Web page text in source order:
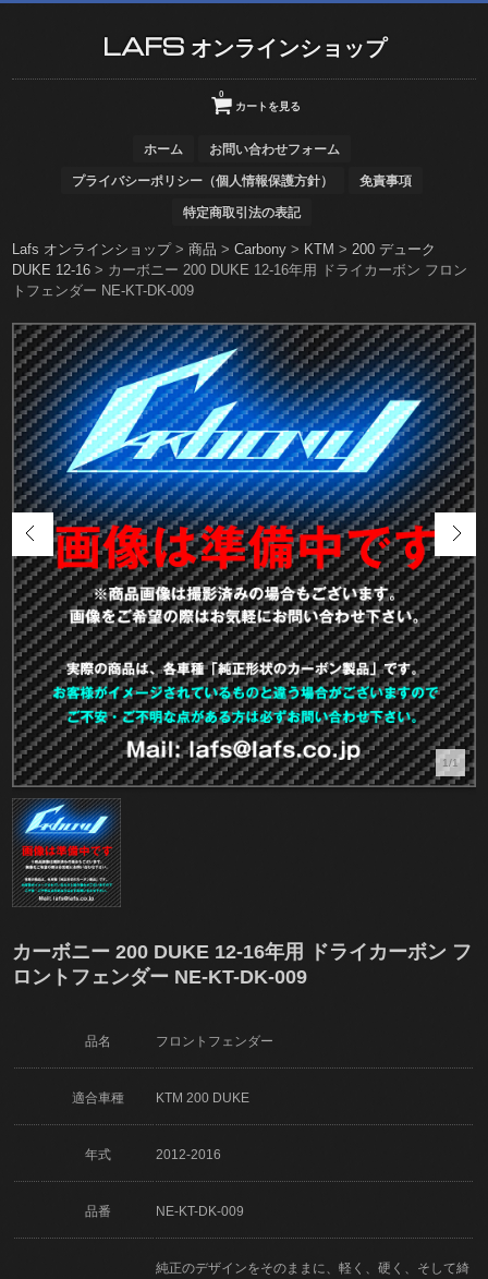
LAFS オンラインショップ
カートを見る
0
ホーム お問い合わせフォーム
プライバシーポリシー（個人情報保護方針） 免責事項
特定商取引法の表記
Lafs オンラインショップ>商品 >Carbony > KTM >200 デューク
DUKE 12-16 > カーボニー 200 DUKE 12-16年用 ドライカーボン フロン
トフェンダー NE-KT-DK-009
1/1
カーボニー 200 DUKE 12-16年用 ドライカーボン フ
ロントフェンダー NE-KT-DK-009
品名 フロントフェンダー
適合車種 KTM 200 DUKE
年式 2012-2016
品番 NE-KT-DK-009
純正のデザインをそのままに、軽く、硬く、そして綺